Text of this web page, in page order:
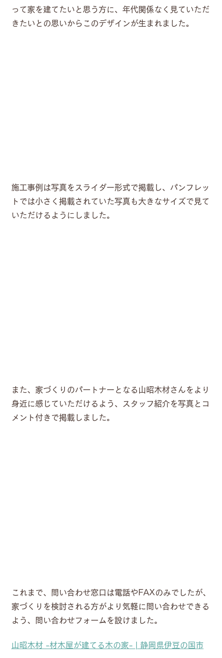
って家を建てたいと思う方に、年代関係なく見ていただ
きたいとの思いからこのデザインが生まれました。
施工事例は写真をスライダー形式で掲載し、パンフレッ
トでは小さく掲載されていた写真も大きなサイズで見て
いただけるようにしました。
また、家づくりのパートナーとなる山昭木材さんをより
身近に感じていただけるよう、スタッフ紹介を写真とコ
メント付きで掲載しました。
これまで、問い合わせ窓口は電話やFAXのみでしたが、
家づくりを検討される方がより気軽に問い合わせできる
よう、問い合わせフォームを設けました。
山昭木材 -材木屋が建てる木の家- | 静岡県伊豆の国市